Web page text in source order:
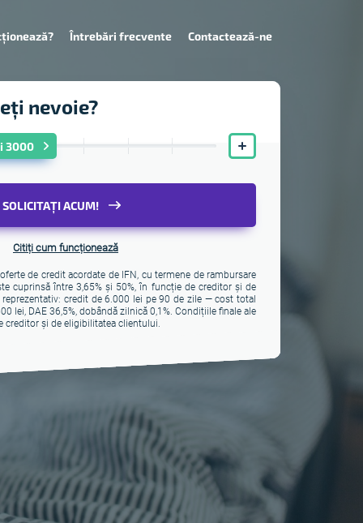
Întrebări frecvente Contactează-ne
nevoie?
3000
SOLICITAȚI ACUM!
Citiți cum funcționează
de credit acordate de IFN, cu termene de rambursare
cuprinsă între 3,65% și 50%, în funcție de creditor și de
credit de 6.000 lei pe 90 de zile — cost total
lei, DAE 36,5%, dobândă zilnică 0,1%. Condițiile finale ale
creditor și de eligibilitatea clientului.